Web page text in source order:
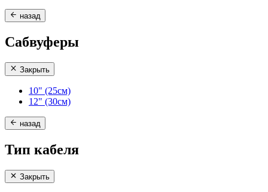
назад
Сабвуферы
Закрыть
10" (25см)
12" (30см)
назад
Тип кабеля
Закрыть